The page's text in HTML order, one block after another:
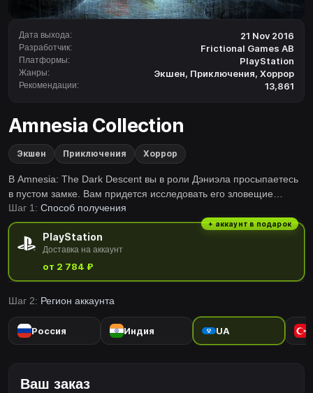
Дата выхода: 21 Nov 2016
Разработчик: Frictional Games AB
Платформы: PlayStation
Жанры: Экшен, Приключения, Хоррор
Рекомендации: 13,861
Amnesia Collection
Экшен Приключения Хоррор
В Amnesia: The Dark Descent вы в роли Дэниэла просыпаетесь
в пустом замке. Вам придется исследовать его зловещие
коридоры, собрать воедино обрывки воспоминаний и узнать,
что за ужас скрывается в глубине.В Amnesia: A Machine For Pigs
богатый промышленник Освальд Мандус просыпается от
ужасного кошмара с адской машиной. Его детям грозит
опасность, он должен спасти их. Amnesia: Justine проведет вас
сквозь испытания, созданные безумным разумом. Рискнете ли
вы своей жизнью ради спасения других?
Шаг 1: Способ получения
PlayStation
Доставка на аккаунт
от 2 784 ₽
+ аккаунт в подарок
Шаг 2: Регион аккаунта
Россия Индия UA
Ваш заказ